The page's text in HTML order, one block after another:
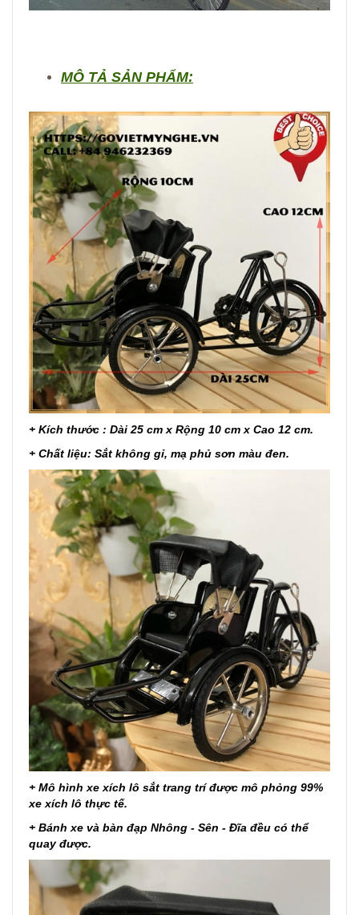
MÔ TẢ SẢN PHẨM:
+ Kích thước : Dài 25 cm x Rộng 10 cm x Cao 12 cm.
+ Chất liệu: Sắt không gỉ, mạ phủ sơn màu đen.
+ Mô hình xe xích lô sắt trang trí được mô phỏng 99%
xe xích lô thực tế.
+ Bánh xe và bàn đạp Nhông - Sên - Đĩa đều có thể
quay được.